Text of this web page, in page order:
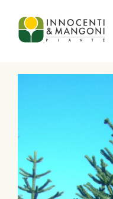
Skip to main content